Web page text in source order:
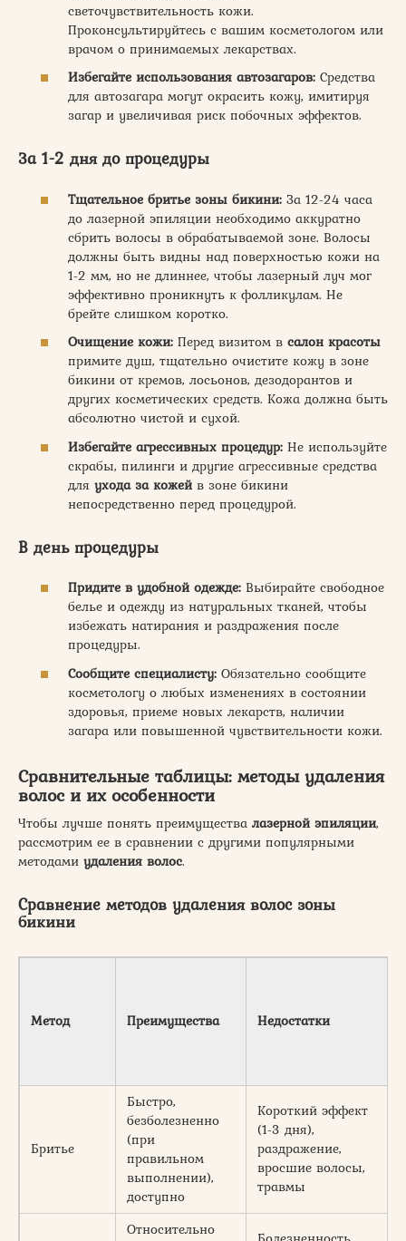
светочувствительность кожи.
Проконсультируйтесь с вашим косметологом или
врачом о принимаемых лекарствах.
Избегайте использования автозагаров: Средства
для автозагара могут окрасить кожу, имитируя
загар и увеличивая риск побочных эффектов.
За 1-2 дня до процедуры
Тщательное бритье зоны бикини: За 12-24 часа
до лазерной эпиляции необходимо аккуратно
сбрить волосы в обрабатываемой зоне. Волосы
должны быть видны над поверхностью кожи на
1-2 мм, но не длиннее, чтобы лазерный луч мог
эффективно проникнуть к фолликулам. Не
брейте слишком коротко.
Очищение кожи: Перед визитом в салон красоты
примите душ, тщательно очистите кожу в зоне
бикини от кремов, лосьонов, дезодорантов и
других косметических средств. Кожа должна быть
абсолютно чистой и сухой.
Избегайте агрессивных процедур: Не используйте
скрабы, пилинги и другие агрессивные средства
для ухода за кожейв зоне бикини
непосредственно перед процедурой.
В день процедуры
Придите в удобной одежде: Выбирайте свободное
белье и одежду из натуральных тканей, чтобы
избежать натирания и раздражения после
процедуры.
Сообщите специалисту: Обязательно сообщите
косметологу о любых изменениях в состоянии
здоровья, приеме новых лекарств, наличии
загара или повышенной чувствительности кожи.
Сравнительные таблицы: методы удаления
волос и их особенности
Чтобы лучше понять преимущества лазерной эпиляции,
рассмотрим ее в сравнении с другими популярными
методами удаления волос.
Сравнение методов удаления волос зоны
бикини
Метод Преимущества Недостатки
Бритье
Быстро,
безболезненно
(при
правильном
выполнении),
доступно
Короткий эффект
(1-3 дня),
раздражение,
вросшие волосы,
травмы
Относительно